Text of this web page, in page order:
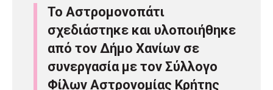
Το Αστρομονοπάτι
σχεδιάστηκε και υλοποιήθηκε
από τον Δήμο Χανίων σε
συνεργασία με τον Σύλλογο
Φίλων Αστρονομίας Κρήτης